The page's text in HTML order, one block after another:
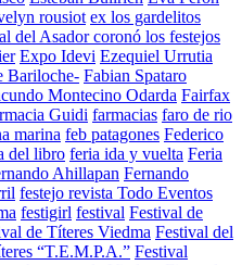
rousiot ex los gardelitos
del Asador coronó los festejos
Expo Idevi Ezequiel Urrutia
Bariloche- Fabian Spataro
Montecino Odarda Fairfax
Guidi farmacias faro de rio
marina feb patagones Federico
del libro feria ida y vuelta Feria
Ahillapan Fernando
festejo revista Todo Eventos
festigirl festival Festival de
de Títeres Viedma Festival del
“T.E.M.P.A.” Festival